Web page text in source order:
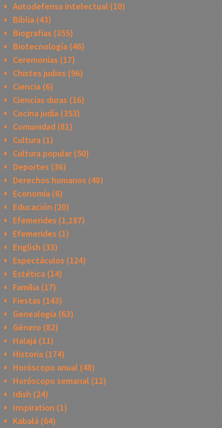
Autodefensa intelectual (10)
Biblia(43)
Biografias (355)
Biotecnología(46)
Ceremonias (17)
Chistes judios (96)
Ciencia(6)
Ciencias duras (16)
Cocina judía(353)
Comunidad(81)
Cultura(1)
Cultura popular(50)
Deportes (36)
Derechos humanos (48)
Economía(6)
Educación (20)
Efemerides (1,187)
Efemerides (1)
English (33)
Espectáculos (124)
Estética(14)
Familia(17)
Fiestas (143)
Genealogía(63)
Género (82)
Halajá(11)
Historia(174)
Horóscopo anual (48)
Horóscopo semanal (12)
Idish (24)
Inspiration (1)
Kabalá(64)